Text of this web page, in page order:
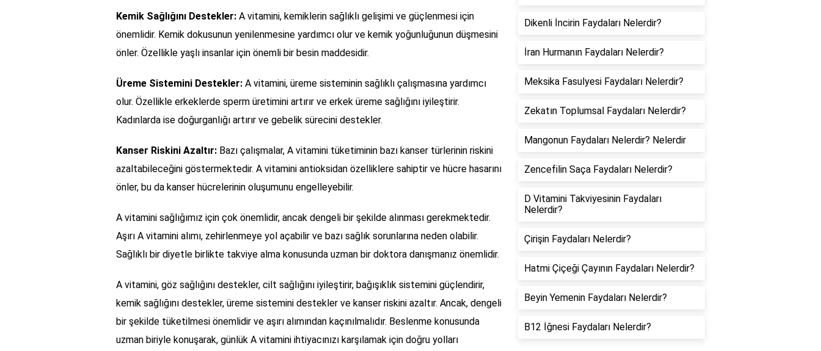
Kemik Sağlığını Destekler: A vitamini, kemiklerin sağlıklı gelişimi ve güçlenmesi için
önemlidir. Kemik dokusunun yenilenmesine yardımcı olur ve kemik yoğunluğunun düşmesini
önler. Özellikle yaşlı insanlar için önemli bir besin maddesidir.
Üreme Sistemini Destekler: A vitamini, üreme sisteminin sağlıklı çalışmasına yardımcı
olur. Özellikle erkeklerde sperm üretimini artırır ve erkek üreme sağlığını iyileştirir.
Kadınlarda ise doğurganlığı artırır ve gebelik sürecini destekler.
Kanser Riskini Azaltır: Bazı çalışmalar, A vitamini tüketiminin bazı kanser türlerinin riskini
azaltabileceğini göstermektedir. A vitamini antioksidan özelliklere sahiptir ve hücre hasarını
önler, bu da kanser hücrelerinin oluşumunu engelleyebilir.
A vitamini sağlığımız için çok önemlidir, ancak dengeli bir şekilde alınması gerekmektedir.
Aşırı A vitamini alımı, zehirlenmeye yol açabilir ve bazı sağlık sorunlarına neden olabilir.
Sağlıklı bir diyetle birlikte takviye alma konusunda uzman bir doktora danışmanız önemlidir.
A vitamini, göz sağlığını destekler, cilt sağlığını iyileştirir, bağışıklık sistemini güçlendirir,
kemik sağlığını destekler, üreme sistemini destekler ve kanser riskini azaltır. Ancak, dengeli
bir şekilde tüketilmesi önemlidir ve aşırı alımından kaçınılmalıdır. Beslenme konusunda
uzman biriyle konuşarak, günlük A vitamini ihtiyacınızı karşılamak için doğru yolları
Dikenli İncirin Faydaları Nelerdir?
İran Hurmanın Faydaları Nelerdir?
Meksika Fasulyesi Faydaları Nelerdir?
Zekatın Toplumsal Faydaları Nelerdir?
Mangonun Faydaları Nelerdir? Nelerdir
Zencefilin Saça Faydaları Nelerdir?
D Vitamini Takviyesinin Faydaları
Nelerdir?
Çirişin Faydaları Nelerdir?
Hatmi Çiçeği Çayının Faydaları Nelerdir?
Beyin Yemenin Faydaları Nelerdir?
B12 İğnesi Faydaları Nelerdir?